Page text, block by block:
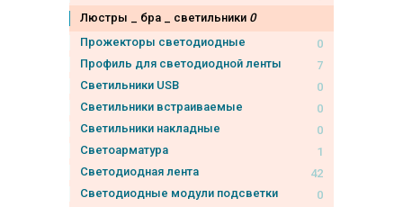
Люстры _ бра _ светильники 0
Прожекторы светодиодные
0
Профиль для светодиодной ленты
7
Светильники USB
0
Светильники встраиваемые
0
Светильники накладные
0
Светоарматура
1
Светодиодная лента
42
Светодиодные модули подсветки
0